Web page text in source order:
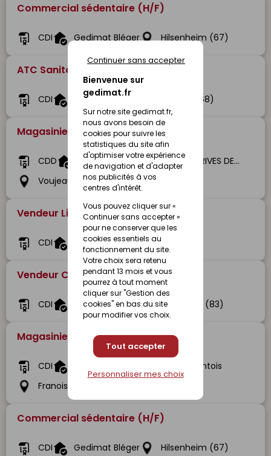
Bienvenue sur
gedimat.fr
Sur notre site gedimat.fr,
nous avons besoin de
cookies pour suivre les
statistiques du site afin
d'optimiser votre expérience
de navigation et d'adapter
nos publicités à vos
centres d'intérêt.
Vous pouvez cliquer sur «
Continuer sans accepter »
pour ne conserver que les
cookies essentiels au
fonctionnement du site.
Votre choix sera retenu
pendant 13 mois et vous
pourrez à tout moment
cliquer sur "Gestion des
cookies" en bas du site
pour modifier vos choix.
Tout accepter
Continuer sans accepter
Personnaliser mes choix
Commercial sédentaire (H/F)
CDI Gedimat Bléger Hilsenheim (67)
ATC Sanitaire (H/F)
CDI Gedimat Bléger Colmar (68)
Magasinier Vendeur (H/F) -CDD
CDD
Gedibois GEDIBOIS BOIS ET DERIVES DE VOUJEAUCOURT
Voujeaucourt (25)
Vendeur Libre Service (H/F)
CDI Gedimat Bruant
Vendeur Comptoir (H/F)
CDI Gedimat Sosaca Grimaud (83)
Magasinier Cariste (H/F)
CDI
Gedibois Bois Et Matériaux Comtois
Franois (25)
Commercial sédentaire (H/F)
CDI Gedimat Bléger Hilsenheim (67)